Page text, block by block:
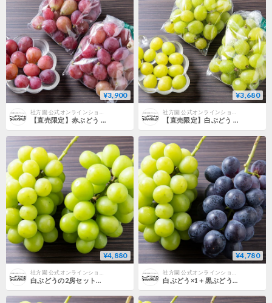
¥3,900
社方園 公式オンラインショップ
【直売限定】赤ぶどう 切り落とし（約1kg）
¥3,680
社方園 公式オンラインショップ
【直売限定】白ぶどう 切り落とし（約1kg）
¥4,880
白ぶどうの2房セット（各400g Over）
¥4,780
白ぶどう×1＋黒ぶどう×1の2房セット（各400g Over）